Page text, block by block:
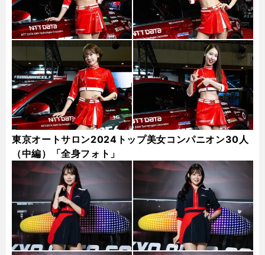
東京オートサロン2024トップ美女コンパニオン30人
（中編）「全身フォト」